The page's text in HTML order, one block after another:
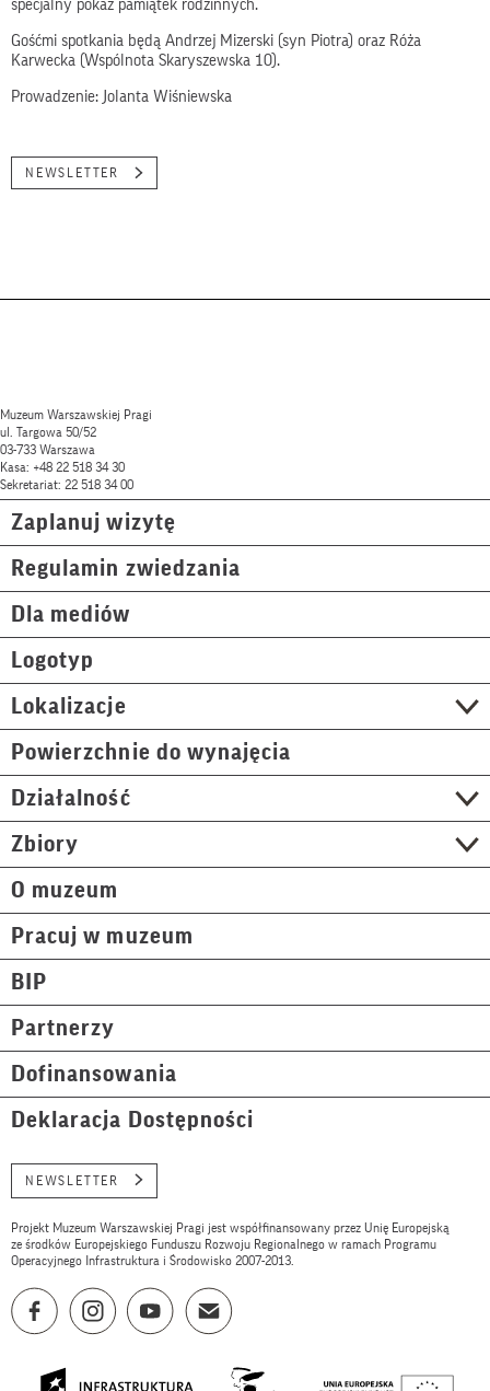
specjalny pokaz pamiątek rodzinnych.
Gośćmi spotkania będą Andrzej Mizerski (syn Piotra) oraz Róża
Karwecka (Wspólnota Skaryszewska 10).
Prowadzenie: Jolanta Wiśniewska
NEWSLETTER
Muzeum Warszawskiej Pragi
ul. Targowa 50/52
03-733 Warszawa
Kasa: +48 22 518 34 30
Sekretariat: 22 518 34 00
Zaplanuj wizytę
Regulamin zwiedzania
Dla mediów
Logotyp
Lokalizacje
Powierzchnie do wynajęcia
Działalność
Zbiory
O muzeum
Pracuj w muzeum
BIP
Partnerzy
Dofinansowania
Deklaracja Dostępności
NEWSLETTER
Projekt Muzeum Warszawskiej Pragi jest współfinansowany przez Unię Europejską
ze środków Europejskiego Funduszu Rozwoju Regionalnego w ramach Programu
Operacyjnego Infrastruktura i Środowisko 2007-2013.